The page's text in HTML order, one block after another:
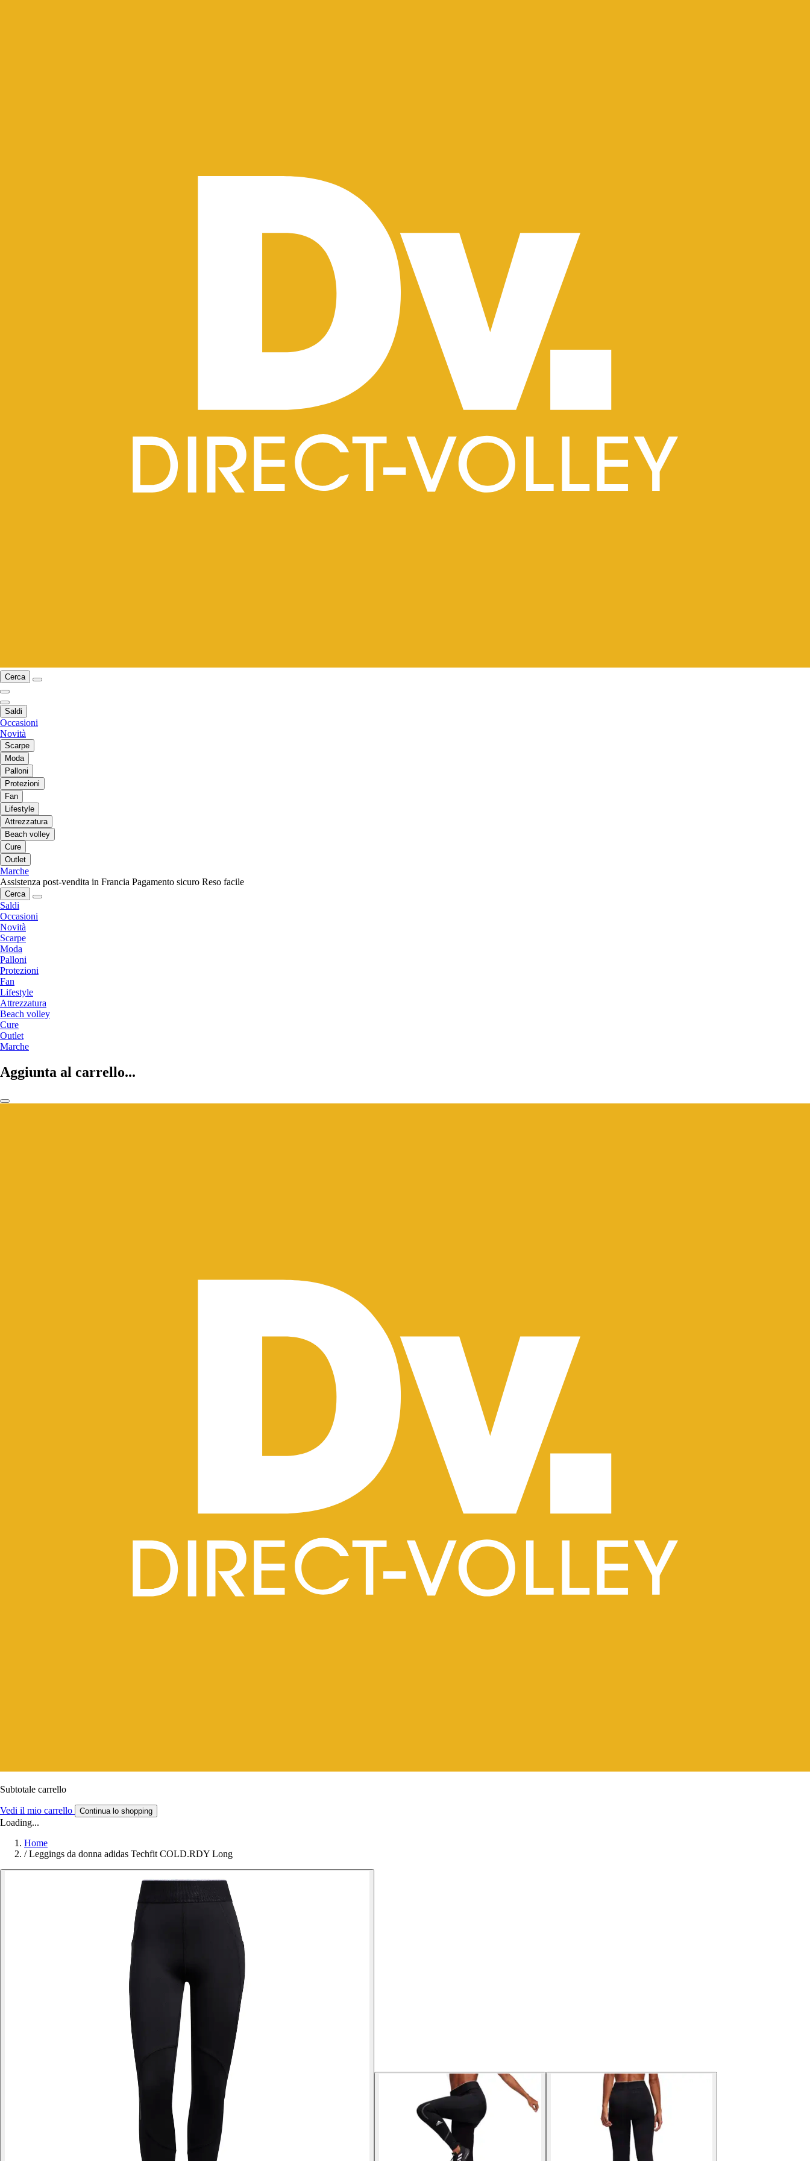
Cerca
Saldi
Occasioni
Novità
Scarpe
Moda
Palloni
Protezioni
Fan
Lifestyle
Attrezzatura
Beach volley
Cure
Outlet
Marche
Assistenza post-vendita in Francia Pagamento sicuro Reso facile
Cerca
Saldi
Occasioni
Novità
Scarpe
Moda
Palloni
Protezioni
Fan
Lifestyle
Attrezzatura
Beach volley
Cure
Outlet
Marche
Aggiunta al carrello...
Subtotale carrello
Vedi il mio carrello Continua lo shopping
Loading...
Home
/ Leggings da donna adidas Techfit COLD.RDY Long